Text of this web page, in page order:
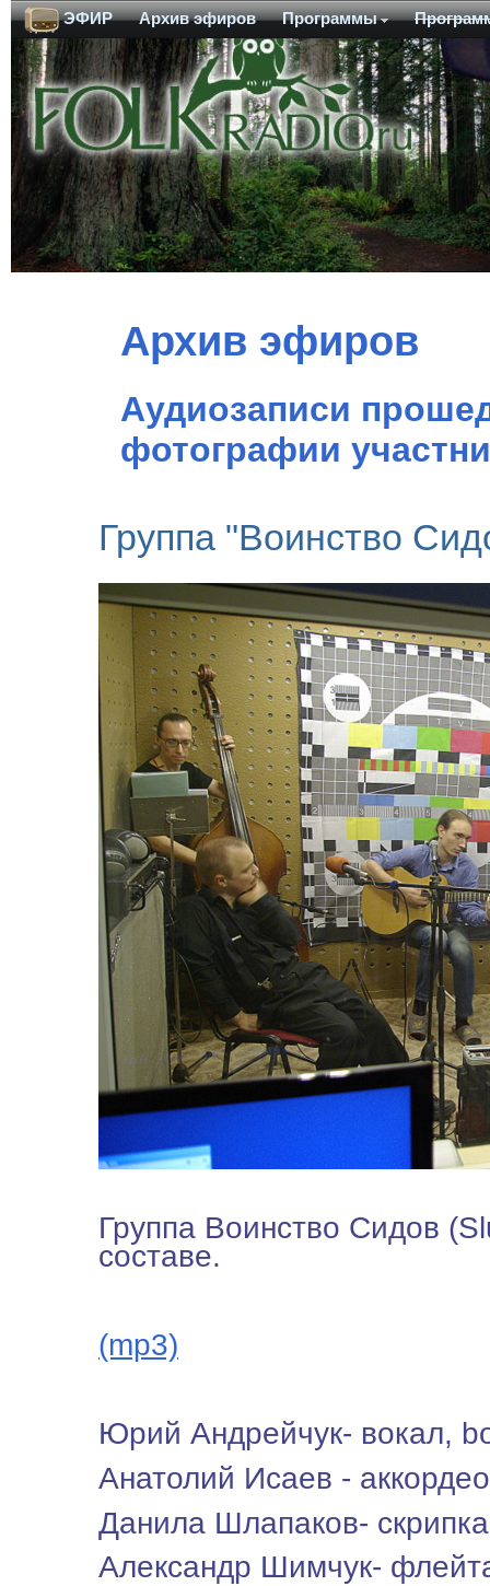
ЭФИР Архив эфиров Программы
Архив эфиров
Аудиозаписи
фотографии
Группа "Воинство
Группа Воинство Сидов
составе.
(mp3)
Юрий Андрейчук- вокал,
Анатолий Исаев -
Данила Шлапаков- скрипка
Александр Шимчук-